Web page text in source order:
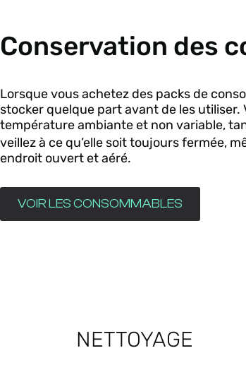
Conservation des
Lorsque vous achetez des packs de
stocker quelque part avant de les
température ambiante et non variable,
veillez à ce qu’elle soit toujours fermée,
endroit ouvert et aéré.
VOIR LES CONSOMMABLES
NETTOYAGE